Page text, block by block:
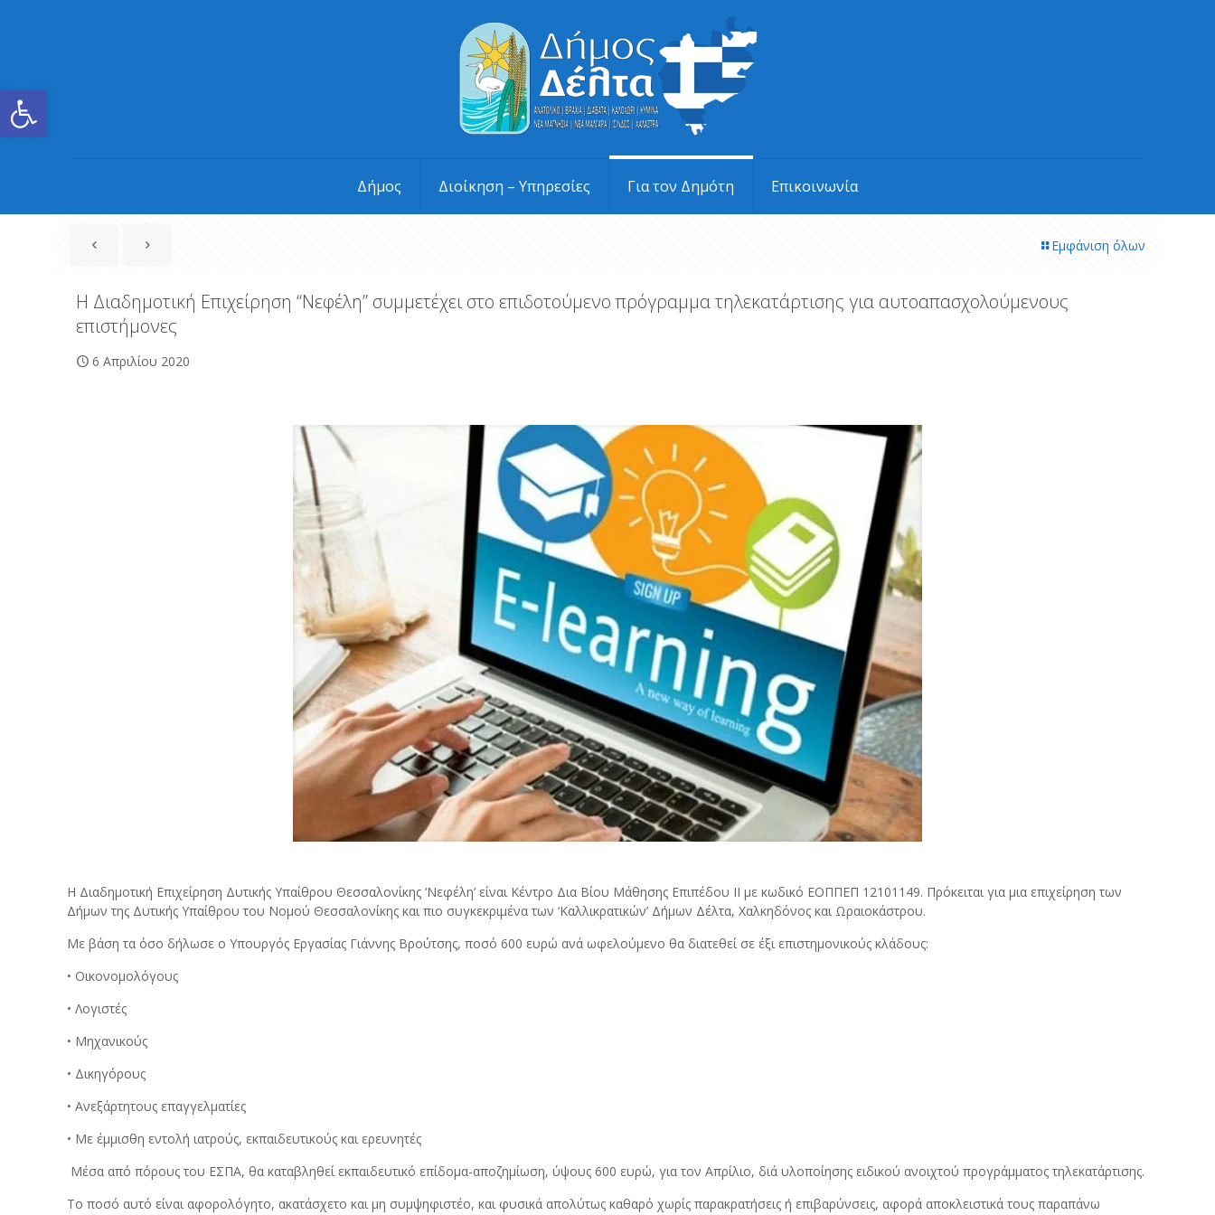
Ανοίξτε τη γραμμή εργαλείων
Δήμος Διοίκηση – Υπηρεσίες Για τον Δημότη Επικοινωνία
Εμφάνιση όλων
Η Διαδημοτική Επιχείρηση “Νεφέλη” συμμετέχει στο επιδοτούμενο πρόγραμμα τηλεκατάρτισης για αυτοαπασχολούμενους
επιστήμονες
6 Απριλίου 2020
Η Διαδημοτική Επιχείρηση Δυτικής Υπαίθρου Θεσσαλονίκης ‘Νεφέλη’ είναι Κέντρο Δια Βίου Μάθησης Επιπέδου ΙΙ με κωδικό ΕΟΠΠΕΠ 12101149. Πρόκειται για μια επιχείρηση των
Δήμων της Δυτικής Υπαίθρου του Νομού Θεσσαλονίκης και πιο συγκεκριμένα των ‘Καλλικρατικών’ Δήμων Δέλτα, Χαλκηδόνος και Ωραιοκάστρου.
Με βάση τα όσο δήλωσε ο Υπουργός Εργασίας Γιάννης Βρούτσης, ποσό 600 ευρώ ανά ωφελούμενο θα διατεθεί σε έξι επιστημονικούς κλάδους:
• Οικονομολόγους
• Λογιστές
• Μηχανικούς
• Δικηγόρους
• Ανεξάρτητους επαγγελματίες
• Με έμμισθη εντολή ιατρούς, εκπαιδευτικούς και ερευνητές
Μέσα από πόρους του ΕΣΠΑ, θα καταβληθεί εκπαιδευτικό επίδομα-αποζημίωση, ύψους 600 ευρώ, για τον Απρίλιο, διά υλοποίησης ειδικού ανοιχτού προγράμματος τηλεκατάρτισης.
Το ποσό αυτό είναι αφορολόγητο, ακατάσχετο και μη συμψηφιστέο, και φυσικά απολύτως καθαρό χωρίς παρακρατήσεις ή επιβαρύνσεις, αφορά αποκλειστικά τους παραπάνω